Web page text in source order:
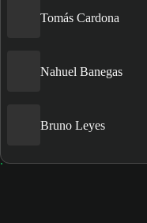
Tomás Cardona
Nahuel Banegas
Bruno Leyes